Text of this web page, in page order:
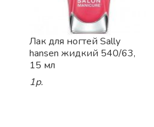
Лак для ногтей Sally
hansen жидкий 540/63,
15 мл
1р.